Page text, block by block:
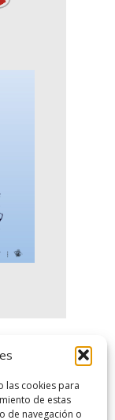
las cookies para
de estas
de navegación o